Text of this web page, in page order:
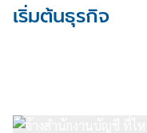
เริ่มต้นธุรกิจ